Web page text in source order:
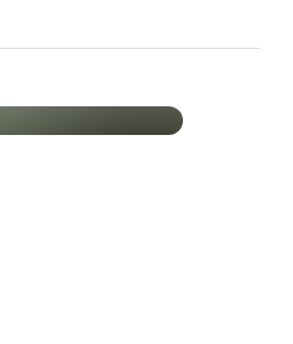
fördern die
Darmflora und
Apfelschalen,
in diesen